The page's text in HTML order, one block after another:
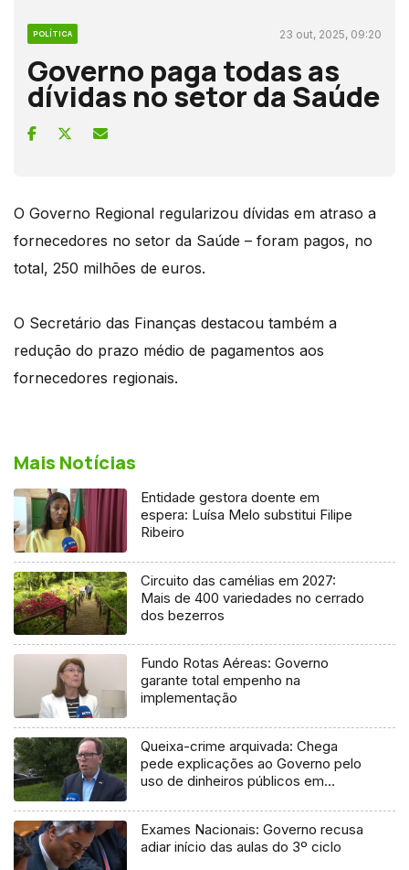
POLÍTICA 23 out, 2025, 09:20
Governo paga todas as
dívidas no setor da Saúde
O Governo Regional regularizou dívidas em atraso a
fornecedores no setor da Saúde – foram pagos, no
total, 250 milhões de euros.
O Secretário das Finanças destacou também a
redução do prazo médio de pagamentos aos
fornecedores regionais.
Mais Notícias
Entidade gestora doente em
espera: Luísa Melo substitui Filipe
Ribeiro
Circuito das camélias em 2027:
Mais de 400 variedades no cerrado
dos bezerros
Fundo Rotas Aéreas: Governo
garante total empenho na
implementação
Queixa-crime arquivada: Chega
pede explicações ao Governo pelo
uso de dinheiros públicos em
Exames Nacionais: Governo recusa
adiar início das aulas do 3º ciclo